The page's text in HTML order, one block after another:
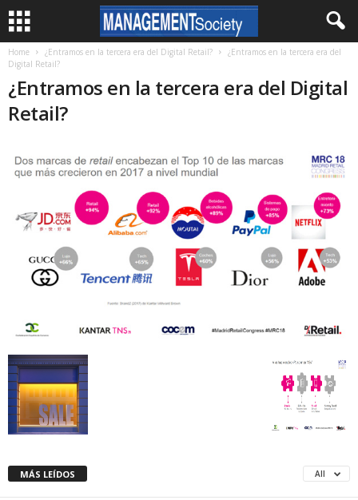
Home ¿Entramos en la tercera era del Digital Retail?
¿Entramos en la tercera era del
Digital Retail?
¿Entramos en la tercera era del Digital
Retail?
MÁS LEÍDOS All